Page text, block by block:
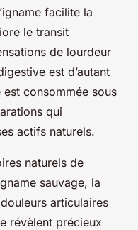
facilite la
le transit
de lourdeur
est d’autant
est consommée sous
qui
actifs naturels.
naturels de
sauvage, la
articulaires
révèlent précieux